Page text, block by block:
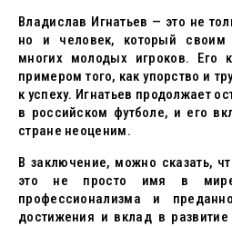
Владислав Игнатьев — это не
но и человек, который своим
многих молодых игроков. Его
примером того, как упорство и
к успеху. Игнатьев продолжает
в российском футболе, и его
стране неоценим.
В заключение, можно сказать,
это не просто имя в
профессионализма и
достижения и вклад в